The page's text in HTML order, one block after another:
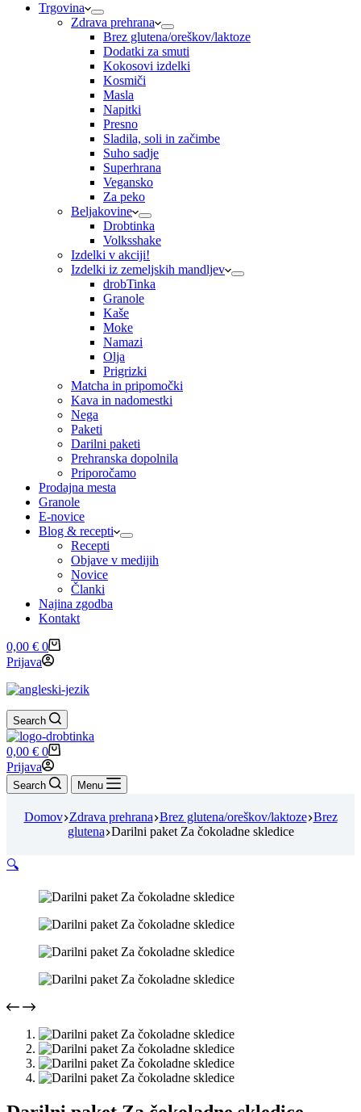
Trgovina
Zdrava prehrana
Brez glutena/oreškov/laktoze
Dodatki za smuti
Kokosovi izdelki
Kosmiči
Masla
Napitki
Presno
Sladila, soli in začimbe
Suho sadje
Superhrana
Vegansko
Za peko
Beljakovine
Drobtinka
Volksshake
Izdelki v akciji!
Izdelki iz zemeljskih mandljev
drobTinka
Granole
Kaše
Moke
Namazi
Olja
Prigrizki
Matcha in pripomočki
Kava in nadomestki
Nega
Paketi
Darilni paketi
Prehranska dopolnila
Priporočamo
Prodajna mesta
Granole
E-novice
Blog & recepti
Recepti
Objave v medijih
Novice
Članki
Najina zgodba
Kontakt
Shopping
cart
0,00 € 0
Prijava
Search
Shopping
cart
0,00 € 0
Prijava
Search Menu
Domov Zdrava prehrana Brez glutena/oreškov/laktoze Brez
glutena Darilni paket Za čokoladne skledice
🔍